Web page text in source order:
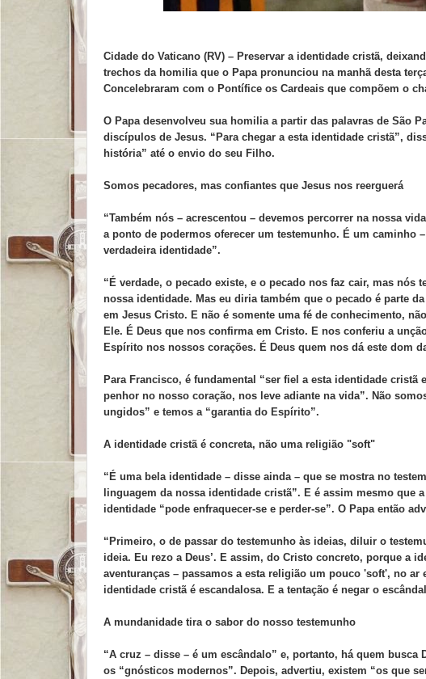
Cidade do Vaticano (RV) – Preservar a identidade cristã,
trechos da homilia que o Papa pronunciou na manhã desta
Concelebraram com o Pontífice os Cardeais que compõem o
O Papa desenvolveu sua homilia a partir das palavras de São
discípulos de Jesus. “Para chegar a esta identidade cristã”,
história” até o envio do seu Filho.
Somos pecadores, mas confiantes que Jesus nos reerguerá
“Também nós – acrescentou – devemos percorrer na nossa
a ponto de podermos oferecer um testemunho. É um
verdadeira identidade”.
“É verdade, o pecado existe, e o pecado nos faz cair, mas
nossa identidade. Mas eu diria também que o pecado é parte
em Jesus Cristo. E não é somente uma fé de conhecimento,
Ele. É Deus que nos confirma em Cristo. E nos conferiu a
Espírito nos nossos corações. É Deus quem nos dá este dom
Para Francisco, é fundamental “ser fiel a esta identidade
penhor no nosso coração, nos leve adiante na vida”. Não
ungidos” e temos a “garantia do Espírito”.
A identidade cristã é concreta, não uma religião "soft"
“É uma bela identidade – disse ainda – que se mostra no
linguagem da nossa identidade cristã”. E é assim mesmo que
identidade “pode enfraquecer-se e perder-se”. O Papa então
“Primeiro, o de passar do testemunho às ideias, diluir o
ideia. Eu rezo a Deus’. E assim, do Cristo concreto, porque a
aventuranças – passamos a esta religião um pouco 'soft', no
identidade cristã é escandalosa. E a tentação é negar o
A mundanidade tira o sabor do nosso testemunho
“A cruz – disse – é um escândalo” e, portanto, há quem
os “gnósticos modernos”. Depois, advertiu, existem “os que